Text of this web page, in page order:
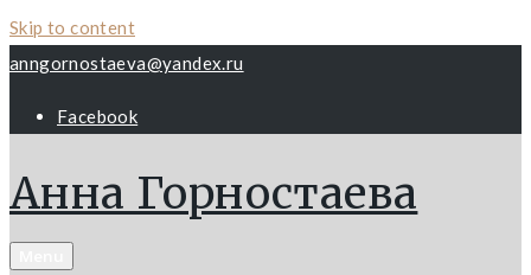
Skip to content
anngornostaeva@yandex.ru
Facebook
Анна Горностаева